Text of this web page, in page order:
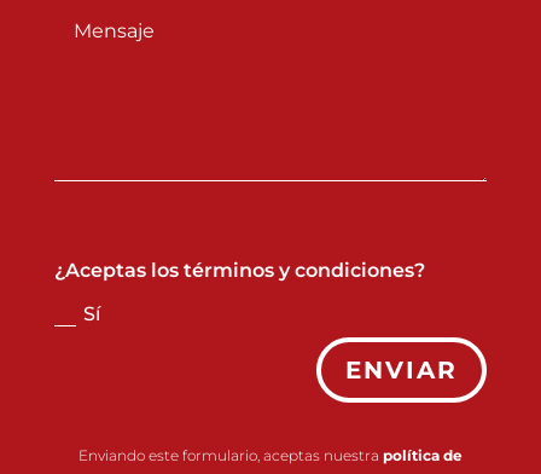
¿Aceptas los términos y condiciones?
Sí
ENVIAR
Enviando este formulario, aceptas nuestra política de